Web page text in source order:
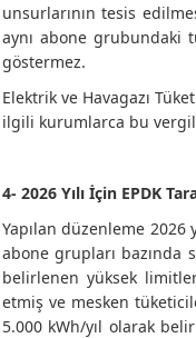
unsurlarının tesis
aynı abone grubundaki
göstermez.
Elektrik ve Havagazı
ilgili kurumlarca bu
4- 2026 Yılı İçin EPDK
Yapılan düzenleme
abone grupları bazında
belirlenen yüksek
etmiş ve mesken
5.000 kWh/yıl olarak